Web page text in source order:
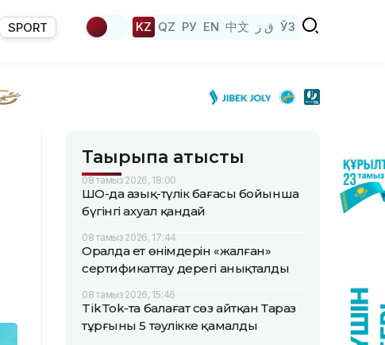
SPORT KZ QZ РУ EN 中文 ق ز ЎЗ
Тақырыпқа қатысты
08 тамыз 2026, 18:00
ШҚО-да азық-түлік бағасы бойынша
бүгінгі ахуал қандай
08 тамыз 2026, 17:44
Оралда ет өнімдерін «жалған»
сертификаттау дерегі анықталды
08 тамыз 2026, 15:46
TikTok-та балағат сөз айтқан Тараз
тұрғыны 5 тәулікке қамалды